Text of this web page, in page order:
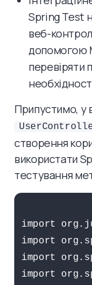
Spring Test
веб-
допомогою
перевіряти
Припустимо, у
створення
використати
тестування
import
import
import
import